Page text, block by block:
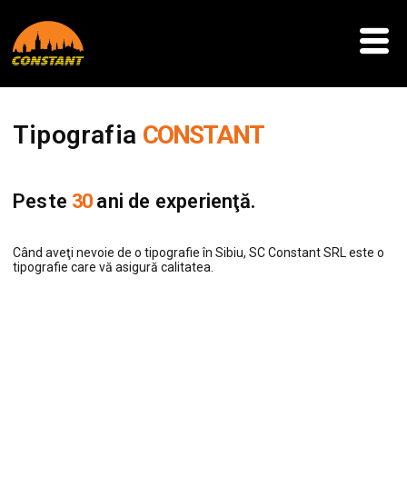
Tipografia CONSTANT
Peste 30 ani de experienţă.
Când aveţi nevoie de o tipografie în Sibiu, SC Constant SRL este o
tipografie care vă asigură calitatea.